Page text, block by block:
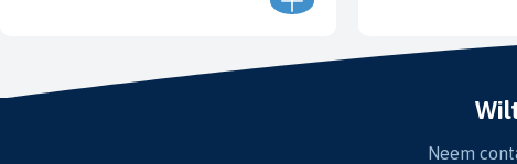
Neem